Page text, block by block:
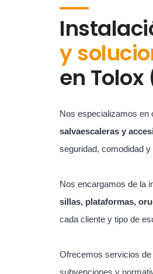
y
en
Nos especializamos en
salvaescaleras y
seguridad, comodidad
Nos encargamos de la
sillas, plataformas,
cada cliente y tipo de
Ofrecemos servicios de
subvenciones y